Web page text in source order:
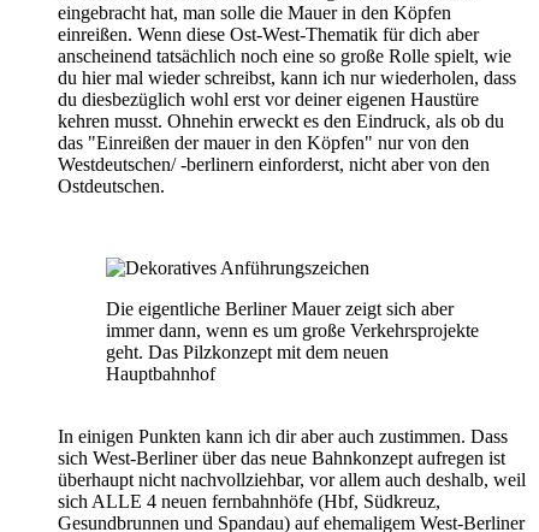
eingebracht hat, man solle die Mauer in den Köpfen
einreißen. Wenn diese Ost-West-Thematik für dich aber
anscheinend tatsächlich noch eine so große Rolle spielt, wie
du hier mal wieder schreibst, kann ich nur wiederholen, dass
du diesbezüglich wohl erst vor deiner eigenen Haustüre
kehren musst. Ohnehin erweckt es den Eindruck, als ob du
das "Einreißen der mauer in den Köpfen" nur von den
Westdeutschen/ -berlinern einforderst, nicht aber von den
Ostdeutschen.
Die eigentliche Berliner Mauer zeigt sich aber
immer dann, wenn es um große Verkehrsprojekte
geht. Das Pilzkonzept mit dem neuen
Hauptbahnhof
In einigen Punkten kann ich dir aber auch zustimmen. Dass
sich West-Berliner über das neue Bahnkonzept aufregen ist
überhaupt nicht nachvollziehbar, vor allem auch deshalb, weil
sich ALLE 4 neuen fernbahnhöfe (Hbf, Südkreuz,
Gesundbrunnen und Spandau) auf ehemaligem West-Berliner